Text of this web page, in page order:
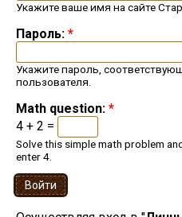
Укажите ваше имя на сайте
Пароль: *
Укажите пароль,
пользователя.
Math question: *
4 + 2 =
Solve this simple math problem
enter 4.